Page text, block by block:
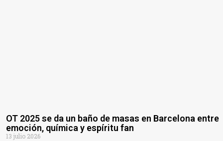
OT 2025 se da un baño de masas en Barcelona entre
emoción, química y espíritu fan
13 julio 2026